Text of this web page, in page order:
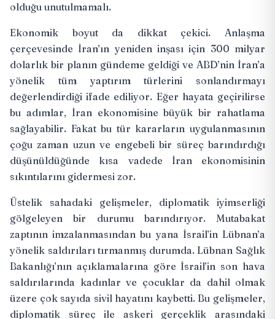
olduğu unutulmamalı.
Ekonomik boyut da dikkat çekici. Anlaşma
çerçevesinde İran’ın yeniden inşası için 300 milyar
dolarlık bir planın gündeme geldiği ve ABD’nin İran’a
yönelik tüm yaptırım türlerini sonlandırmayı
değerlendirdiği ifade ediliyor. Eğer hayata geçirilirse
bu adımlar, İran ekonomisine büyük bir rahatlama
sağlayabilir. Fakat bu tür kararların uygulanmasının
çoğu zaman uzun ve engebeli bir süreç barındırdığı
düşünüldüğünde kısa vadede İran ekonomisinin
sıkıntılarını gidermesi zor.
Üstelik sahadaki gelişmeler, diplomatik iyimserliği
gölgeleyen bir durumu barındırıyor. Mutabakat
zaptının imzalanmasından bu yana İsrail’in Lübnan’a
yönelik saldırıları tırmanmış durumda. Lübnan Sağlık
Bakanlığı’nın açıklamalarına göre İsrail’in son hava
saldırılarında kadınlar ve çocuklar da dahil olmak
üzere çok sayıda sivilhayatını kaybetti. Bu gelişmeler,
diplomatik süreç ile askeri gerçeklik arasındaki